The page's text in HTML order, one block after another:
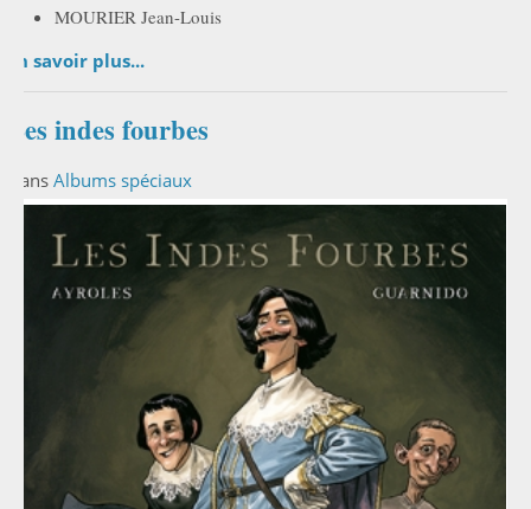
MOURIER Jean-Louis
En savoir plus...
Les indes fourbes
Dans Albums spéciaux